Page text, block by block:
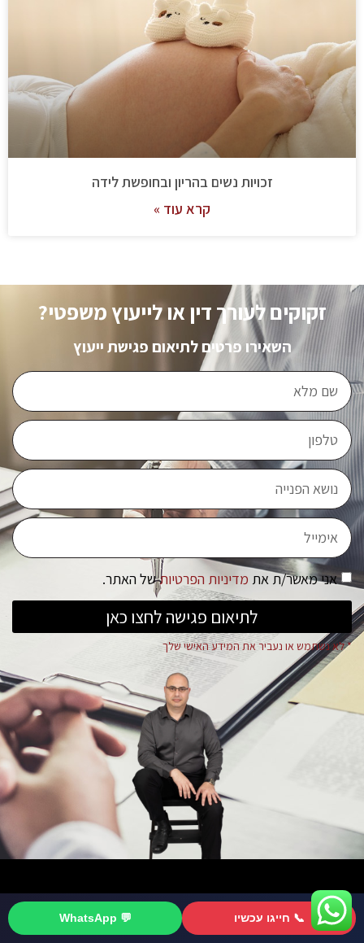
זכויות נשים בהריון ובחופשת לידה
קרא עוד »
זקוקים לעורך דין או לייעוץ משפטי?
השאירו פרטים לתיאום פגישת ייעוץ
אני מאשר/ת את מדיניות הפרטיותשל האתר.
לתיאום פגישה לחצו כאן
* לא נשתמש או נעביר את המידע האישי שלך
סניף מרכז
לייעוץ התקשרו 077-8043493
📞 חייגו עכשיו 💬 WhatsApp